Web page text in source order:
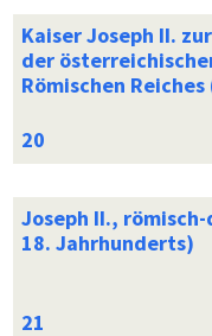
Kaiser Joseph II.
der
Römischen
Joseph II.,
18. Jahrhunderts)